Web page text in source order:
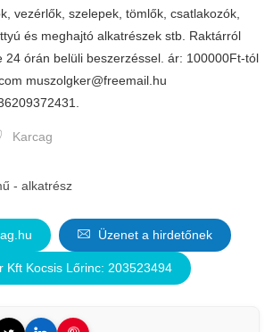
vezérlők, szelepek, tömlők, csatlakozók,
és meghajtó alkatrészek stb. Raktárról
24 órán belüli beszerzéssel. ár: 100000Ft-tól
muszolgker@freemail.hu
Karcag
- alkatrész
Üzenet a hirdetőnek
Kft Kocsis Lőrinc: 203523494